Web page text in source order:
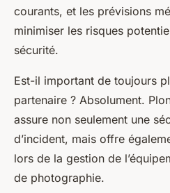
courants, et les prévisions
minimiser les risques
sécurité.
Est-il important de toujours
partenaire ? Absolument.
assure non seulement une
d’incident, mais offre
lors de la gestion de
de photographie.